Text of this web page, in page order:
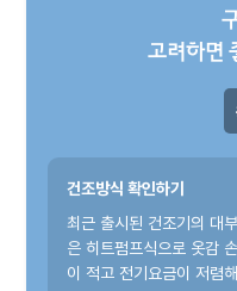
고려하면
건조방식 확인하기
최근 출시된 건조기의 대
은 히트펌프식으로 옷감
이 적고 전기요금이 저렴